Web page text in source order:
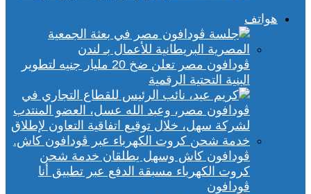
هواتف
ڤودافون مصر تعلن ضخ 20 مليار جنيه لتطوير
البنية التحتية الرقمية
ڤودافون كاش وسهل يطلقان خدمة شحن
كروت الكهرباء مسبقة الدفع عبر تطبيق أنا
ڤودافون